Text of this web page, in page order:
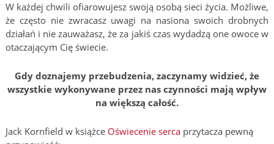
W każdej chwili ofiarowujesz swoją osobą sieci życia. Możliwe,
że często nie zwracasz uwagi na nasiona swoich drobnych
działań i nie zauważasz, że za jakiś czas wydadzą one owoce w
otaczającym Cię świecie.
Gdy doznajemy przebudzenia, zaczynamy widzieć, że
wszystkie wykonywane przez nas czynności mają wpływ
na większą całość.
Jack Kornfield w książce Oświecenie sercaprzytacza pewną